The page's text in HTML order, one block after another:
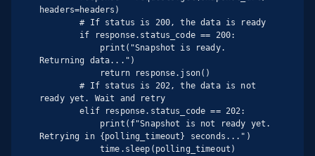
headers=headers)
        # If status is 200, the data is ready
Returning data...")
        # If status is 202, the data is not
ready yet. Wait and retry
        elif response.status_code == 202:
Retrying in {polling_timeout} seconds...")